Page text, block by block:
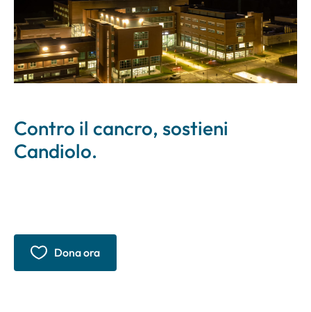
Contro il cancro, sostieni
Candiolo.
Dona ora